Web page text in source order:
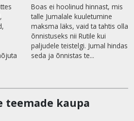
Boas ei hoolinud hinnast, mis
talle Jumalale kuuletumine
maksma läks, vaid ta tahtis olla
õnnistuseks nii Rutile kui
paljudele teistelgi. Jumal hindas
seda ja õnnistas te...
kaupa